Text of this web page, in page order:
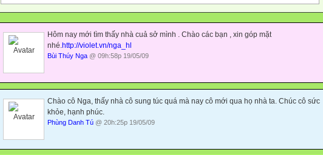
Hôm nay mới tìm thấy nhà cuả sở mình . Chào các bạn , xin góp mặt
nhé.http://violet.vn/nga_hl
Bùi Thúy Nga @ 09h:58p 19/05/09
Chào cô Nga, thấy nhà cô sung túc quá mà nay cô mới qua họ nhà ta. Chúc cô sức
khỏe, hạnh phúc.
Phùng Danh Tú @ 20h:25p 19/05/09